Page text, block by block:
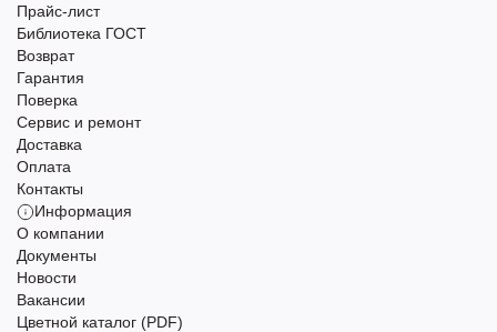
Прайс-лист
Библиотека ГОСТ
Возврат
Гарантия
Поверка
Сервис и ремонт
Доставка
Оплата
Контакты
Информация
О компании
Документы
Новости
Вакансии
Цветной каталог (PDF)